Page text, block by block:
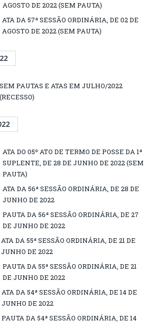
AGOSTO DE 2022 (SEM PAUTA)
ATA DA 57ª SESSÃO ORDINÁRIA, DE 02 DE
AGOSTO DE 2022 (SEM PAUTA)
SEM PAUTAS E ATAS EM JULHO/2022
(RECESSO)
ATA DO 05º ATO DE TERMO DE POSSE DA 1ª
SUPLENTE, DE 28 DE JUNHO DE 2022 (SEM
PAUTA)
ATA DA 56ª SESSÃO ORDINÁRIA, DE 28 DE
JUNHO DE 2022
PAUTA DA 56ª SESSÃO ORDINÁRIA, DE 27
DE JUNHO DE 2022
ATA DA 55ª SESSÃO ORDINÁRIA, DE 21 DE
JUNHO DE 2022
PAUTA DA 55ª SESSÃO ORDINÁRIA, DE 21
DE JUNHO DE 2022
ATA DA 54ª SESSÃO ORDINÁRIA, DE 14 DE
JUNHO DE 2022
PAUTA DA 54ª SESSÃO ORDINÁRIA, DE 14